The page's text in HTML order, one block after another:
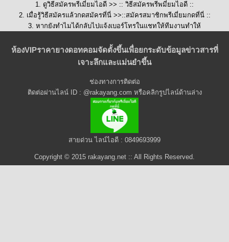
1. ดูวิธีสมัครพรีเมี่ยมไอดี >> :: วิธีสมัครพรีพมี่ยมไอดี ::
2. เมื่อรู้วิธีสมัครแล้วกดสมัครที่นี่ >>::สมัครสมาชิกพรีเมี่ยมกดที่นี่ ::
3. หากยังทำไมได้กลับไปแจ้งเบอร์โทรในแชทให้ทีมงานทำให้
ห้องVIPราคายางดอทคอมจัดตั้งขึ้นเพื่อยกระดับข้อมูลข่าวสารที่
เจาะลึกและแม่นยำขึ้น
ช่องทางการติดต่อ
ติดต่อผ่านไลน์ ID : @rakayang.com หรือคลิกรูปไลน์ด้านล่าง
สายด่วน ไลน์ไอดี : 0849693999
Copyright © 2015 rakayang.net :: All Rights Reserved.